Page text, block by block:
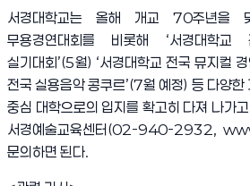
서경대학교는 올해 개교 70주년을
무용경연대회를 비롯해 ‘서경대학
실기대회 ’(5월) ‘서경대학교 전국 뮤지컬 경
전국 실용음악 콩쿠르’(7월 예정) 등 다양한
중심 대학으로의 입지를 확고히 다져 나가
서경예술교육센터 (02-940-2932,
문의하면 된다